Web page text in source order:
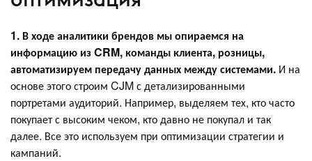
1. В ходе аналитики брендов мы опираемся на
информацию из CRM, команды клиента, розницы,
автоматизируем передачу данных между системами. И на
основе этого строим CJM с детализированными
портретами аудиторий. Например, выделяем тех, кто часто
покупает с высоким чеком, кто давно не покупал и так
далее. Все это используем при оптимизации стратегии и
кампаний.